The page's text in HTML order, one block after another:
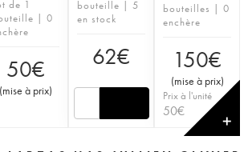
de 1
| 0
50€
(mise à prix)
bouteille | 5
en stock
62€
bouteilles | 0
enchère
150€
(mise à prix)
Prix à l'unité
50€
✕